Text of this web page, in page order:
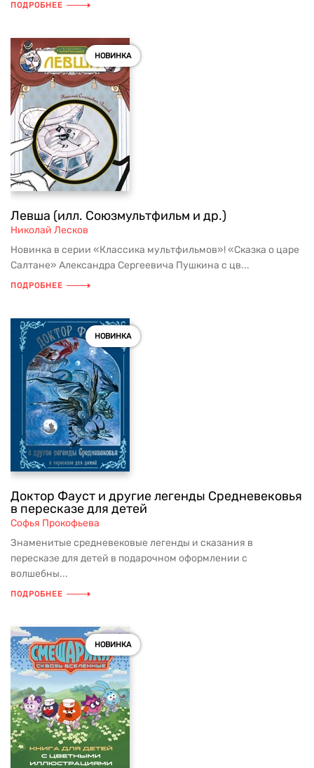
ПОДРОБНЕЕ
НОВИНКА
Левша (илл. Союзмультфильм и др.)
Николай Лесков
Новинка в серии «Классика мультфильмов»! «Сказка о царе
Салтане» Александра Сергеевича Пушкина с цв...
ПОДРОБНЕЕ
НОВИНКА
Доктор Фауст и другие легенды Средневековья
в пересказе для детей
Софья Прокофьева
Знаменитые средневековые легенды и сказания в
пересказе для детей в подарочном оформлении с
волшебны...
ПОДРОБНЕЕ
НОВИНКА